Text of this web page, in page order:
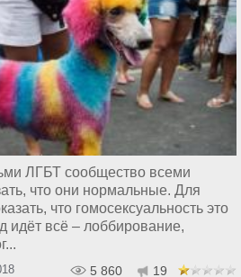
ЛГБТ сообщество всеми
что они нормальные. Для
что гомосексуальность это
идёт всё – лоббирование,
5 860 19